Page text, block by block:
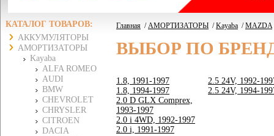
КАТАЛОГ ТОВАРОВ:
АККУМУЛЯТОРЫ
АМОРТИЗАТОРЫ
Kayaba
ALFA ROMEO
AUDI
BMW
CHEVROLET
CHRYSLER
CITROEN
DACIA
Главная /АМОРТИЗАТОРЫ /Kayaba /MAZDA
ВЫБОР ПО
1.8, 1991-1997
1.8, 1994-1997
2.0 D GLX Comprex,
1993-1997
2.0 i 4WD, 1992-1997
2.0 i, 1991-1997
2.5 24V, 1992-
2.5 24V, 1994-